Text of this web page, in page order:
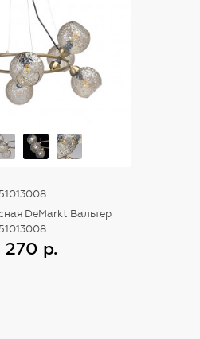
DeMarkt Вальтер
270 р.